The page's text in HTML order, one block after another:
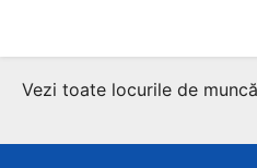
Vezi toate locurile de